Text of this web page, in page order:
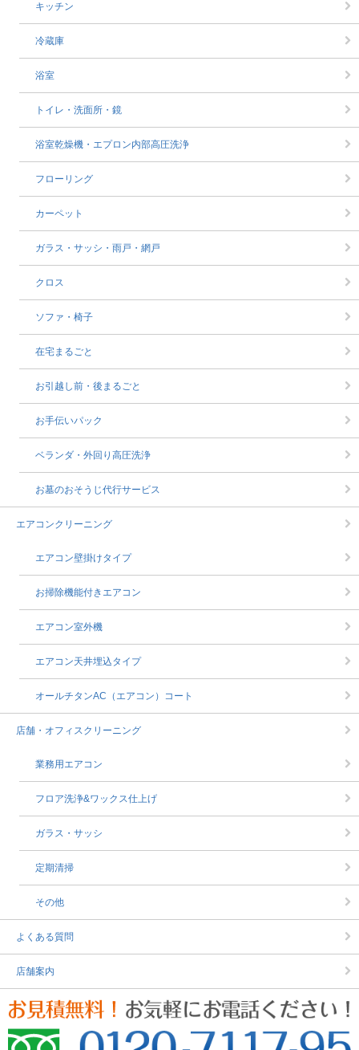
キッチン
冷蔵庫
浴室
トイレ・洗面所・鏡
浴室乾燥機・エプロン内部高圧洗浄
フローリング
カーペット
ガラス・サッシ・雨戸・網戸
クロス
ソファ・椅子
在宅まるごと
お引越し前・後まるごと
お手伝いパック
ベランダ・外回り高圧洗浄
お墓のおそうじ代行サービス
エアコンクリーニング
エアコン壁掛けタイプ
お掃除機能付きエアコン
エアコン室外機
エアコン天井埋込タイプ
オールチタンAC（エアコン）コート
店舗・オフィスクリーニング
業務用エアコン
フロア洗浄&ワックス仕上げ
ガラス・サッシ
定期清掃
その他
よくある質問
店舗案内